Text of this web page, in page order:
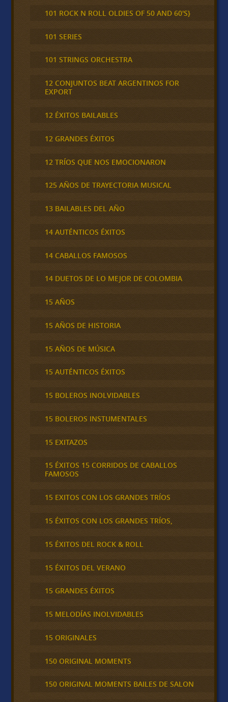
101 ROCK N ROLL OLDIES OF 50 AND 60'S}
101 SERIES
101 STRINGS ORCHESTRA
12 CONJUNTOS BEAT ARGENTINOS FOR
EXPORT
12 ÉXITOS BAILABLES
12 GRANDES ÉXITOS
12 TRÍOS QUE NOS EMOCIONARON
125 AÑOS DE TRAYECTORIA MUSICAL
13 BAILABLES DEL AÑO
14 AUTÉNTICOS ÉXITOS
14 CABALLOS FAMOSOS
14 DUETOS DE LO MEJOR DE COLOMBIA
15 AÑOS
15 AÑOS DE HISTORIA
15 AÑOS DE MÚSICA
15 AUTÉNTICOS ÉXITOS
15 BOLEROS INOLVIDABLES
15 BOLEROS INSTUMENTALES
15 EXITAZOS
15 ÉXITOS 15 CORRIDOS DE CABALLOS
FAMOSOS
15 EXITOS CON LOS GRANDES TRÍOS
15 ÉXITOS CON LOS GRANDES TRÍOS,
15 ÉXITOS DEL ROCK & ROLL
15 ÉXITOS DEL VERANO
15 GRANDES ÉXITOS
15 MELODÍAS INOLVIDABLES
15 ORIGINALES
150 ORIGINAL MOMENTS
150 ORIGINAL MOMENTS BAILES DE SALON